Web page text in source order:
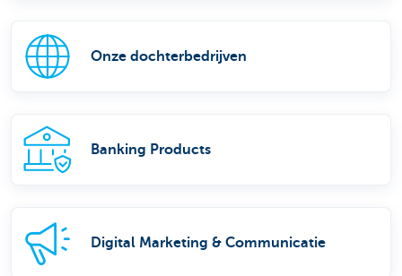
Onze dochterbedrijven
Banking Products
Digital Marketing & Communicatie